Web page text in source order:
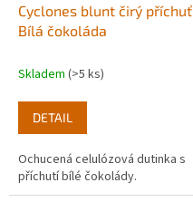
Cyclones blunt čirý příchuť
Bílá čokoláda
Skladem (>5 ks)
DETAIL
Ochucená celulózová dutinka s
příchutí bílé čokolády.